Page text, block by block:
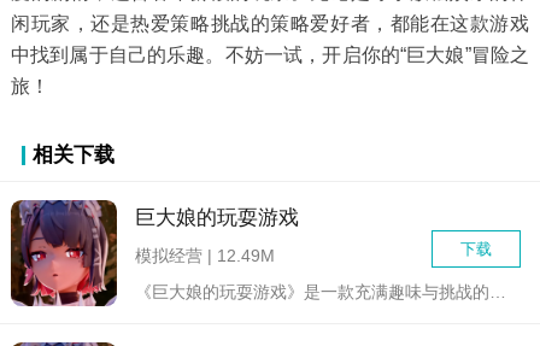
闲玩家，还是热爱策略挑战的策略爱好者，都能在这款游戏
中找到属于自己的乐趣。不妨一试，开启你的“巨大娘”冒险之
旅！
相关下载
巨大娘的玩耍游戏
下载
模拟经营 | 12.49M
《巨大娘的玩耍游戏》是一款充满趣味与挑战的模拟冒险游戏。玩家...